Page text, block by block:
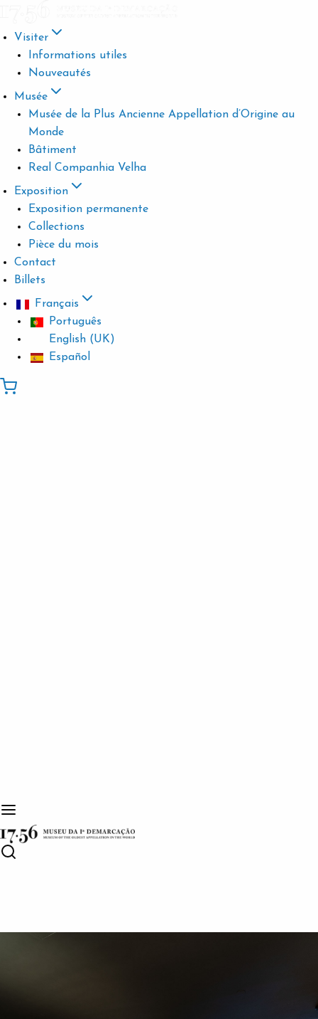
Visiter
Informations utiles
Nouveautés
Musée
Musée de la Plus Ancienne Appellation d’Origine au
Monde
Bâtiment
Real Companhia Velha
Exposition
Exposition permanente
Collections
Pièce du mois
Contact
Billets
Français
Português
English (UK)
Español